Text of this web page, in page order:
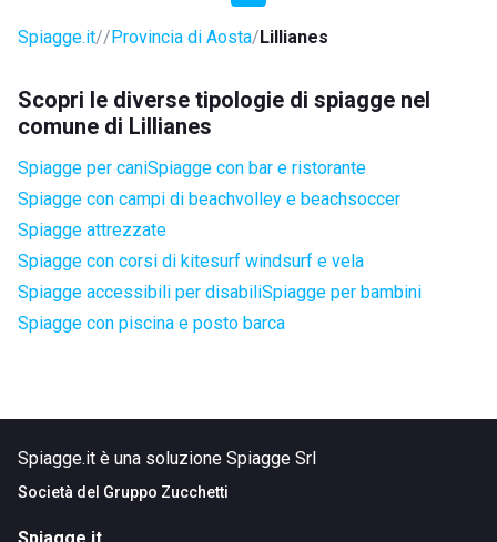
Spiagge.it Provincia di Aosta Lillianes
Scopri le diverse tipologie di spiagge nel
comune di Lillianes
Spiagge per caniSpiagge con bar e ristorante
Spiagge con campi di beachvolley e beachsoccer
Spiagge attrezzate
Spiagge con corsi di kitesurf windsurf e vela
Spiagge accessibili per disabiliSpiagge per bambini
Spiagge con piscina e posto barca
Spiagge.it è una soluzione Spiagge Srl
Società del Gruppo Zucchetti